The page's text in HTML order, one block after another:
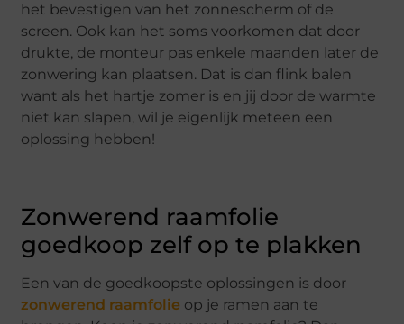
het bevestigen van het zonnescherm of de
screen. Ook kan het soms voorkomen dat door
drukte, de monteur pas enkele maanden later de
zonwering kan plaatsen. Dat is dan flink balen
want als het hartje zomer is en jij door de warmte
niet kan slapen, wil je eigenlijk meteen een
oplossing hebben!
Zonwerend raamfolie
goedkoop zelf op te plakken
Een van de goedkoopste oplossingen is door
zonwerend raamfolie op je ramen aan te